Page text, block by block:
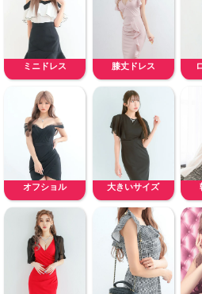
ミニドレス 膝丈ドレス
オフショル 大きいサイズ